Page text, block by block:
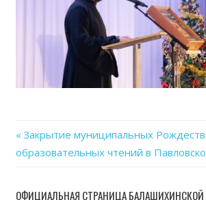
Навигация
Previous
Post:
Закрытие муниципальных
образовательных чтений в
ОФИЦИАЛЬНАЯ СТРАНИЦА БАЛАШИХИНСКОЙ